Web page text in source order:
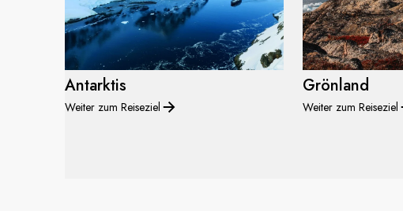
Antarktis
Weiter zum Reiseziel
Grönland
Weiter zum Reiseziel